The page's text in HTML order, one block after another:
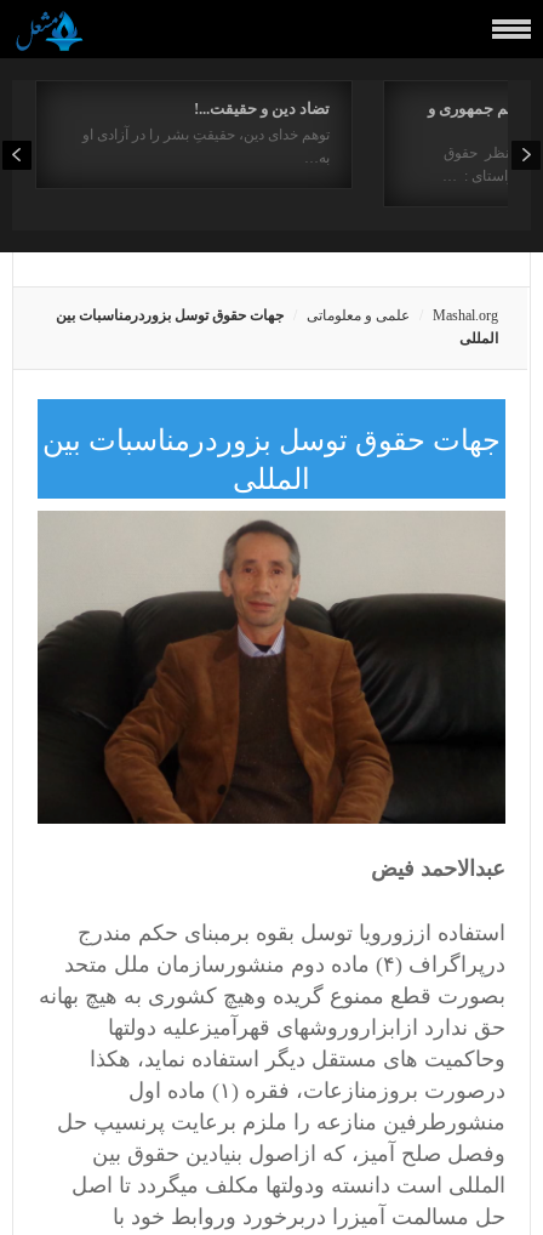
تضاد دین و حقیقت...!
توهم خدای دین، حقیقتِ بشر را در آزادی او
به…
جمهوری و
از منظر حقوق
در راستای : …
Mashal.org علمی و معلوماتی
جهات حقوق توسل بزوردرمناسبات بین
المللی
جهات حقوق توسل بزوردرمناسبات بین
المللی
عبدالاحمد فیض
استفاده اززورویا توسل بقوه برمبنای حکم مندرج
درپراگراف (۴) ماده دوم منشورسازمان ملل متحد
بصورت قطع ممنوع گریده وهیچ کشوری به هیچ بهانه
حق ندارد ازابزاروروشهای قهرآمیزعلیه دولتها
وحاکمیت های مستقل دیگر استفاده نماید، هکذا
درصورت بروزمنازعات، فقره (۱) ماده اول
منشورطرفین منازعه را ملزم برعایت پرنسیپ حل
وفصل صلح آمیز، که ازاصول بنیادین حقوق بین
المللی است دانسته ودولتها مکلف میگردد تا اصل
حل مسالمت آمیزرا دربرخورد وروابط خود با